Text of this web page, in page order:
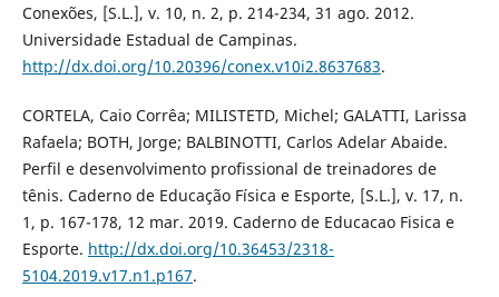
Conexões, [S.L.], v. 10, n. 2, p. 214-234, 31 ago. 2012.
Universidade Estadual de Campinas.
http://dx.doi.org/10.20396/conex.v10i2.8637683.
CORTELA, Caio Corrêa; MILISTETD, Michel; GALATTI, Larissa
Rafaela; BOTH, Jorge; BALBINOTTI, Carlos Adelar Abaide.
Perfil e desenvolvimento profissional de treinadores de
tênis. Caderno de Educação Física e Esporte, [S.L.], v. 17, n.
1, p. 167-178, 12 mar. 2019. Caderno de Educacao Fisica e
Esporte. http://dx.doi.org/10.36453/2318-
5104.2019.v17.n1.p167.